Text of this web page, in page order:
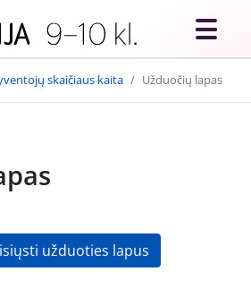
skaičiaus kaita Užduočių lapas
užduoties lapus